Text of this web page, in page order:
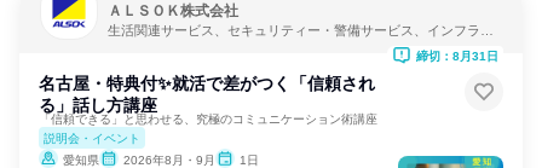
ＡＬＳＯＫ株式会社
生活関連サービス、セキュリティー・警備サービス、インフラ・
名古屋・特典付✨就活で差がつく「信頼され
る」話し方講座
「信頼できる」と思わせる、究極のコミュニケーション術講座
説明会・イベント
愛知県
2026年8月・9月 1日
締切：8月31日